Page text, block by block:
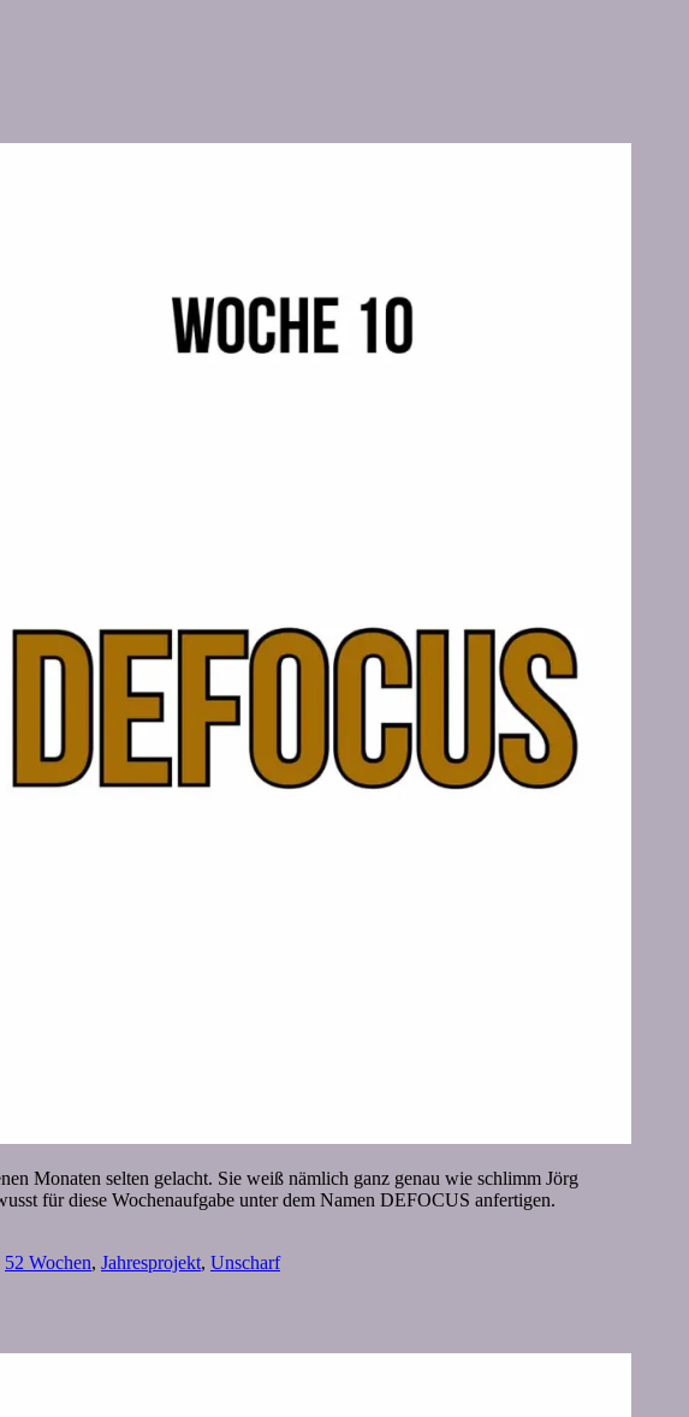
Monaten selten gelacht. Sie weiß nämlich ganz genau wie schlimm Jörg
für diese Wochenaufgabe unter dem Namen DEFOCUS anfertigen.
52 Wochen, Jahresprojekt, Unscharf